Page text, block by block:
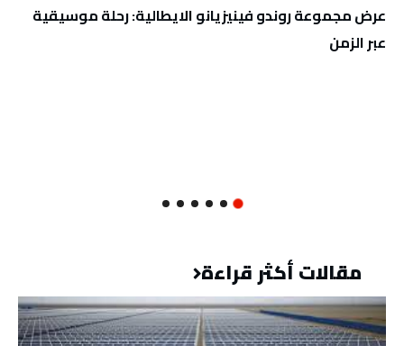
عرض مجموعة روندو فينيزيانو الايطالية: رحلة موسيقية
عبر الزمن
مقالات أكثر قراءة